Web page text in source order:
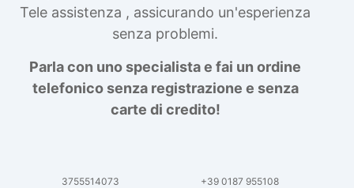
Tele assistenza , assicurando un'esperienza
senza problemi.
Parla con uno specialista e fai un ordine
telefonico senza registrazione e senza
carte di credito!
3755514073 +39 0187 955108